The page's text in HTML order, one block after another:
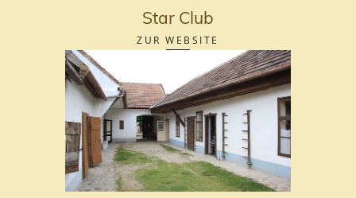
Star Club
ZUR WEBSITE